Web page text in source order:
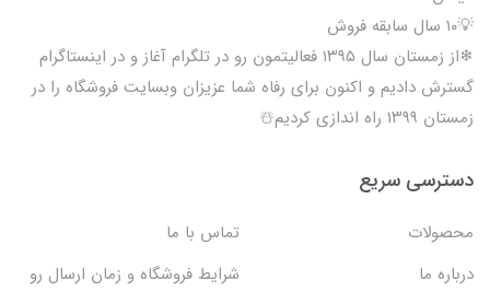
💡۱۰ سال سابقه فروش
❄از زمستان سال ۱۳۹۵ فعالیتمون رو در تلگرام آغاز و در اینستاگرام
گسترش دادیم و اکنون برای رفاه شما عزیزان وبسایت فروشگاه را در
زمستان ۱۳۹۹ راه اندازی کردیم☃️
دسترسی سریع
محصولات
تماس با ما
درباره ما
شرایط فروشگاه و زمان ارسال رو